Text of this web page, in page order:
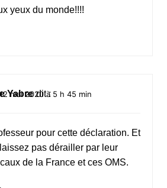
yeux du monde!!!!
Yabre dit :
12 mai 2020 à 5 h 45 min
pour cette déclaration. Et
pas dérailler par leur
de la France et ces OMS.